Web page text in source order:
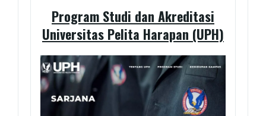
Program Studi dan Akreditasi
Universitas Pelita Harapan (UPH)